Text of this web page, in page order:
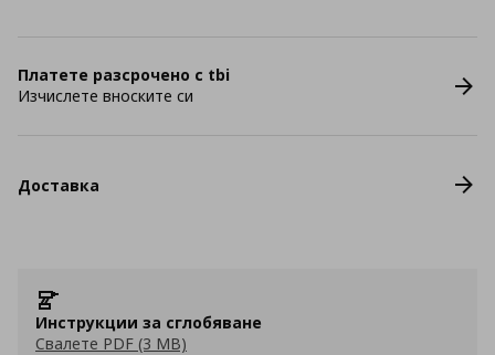
Платете разсрочено с tbi
Изчислете вноските си
Доставка
Инструкции за сглобяване
Свалете PDF (3 MB)